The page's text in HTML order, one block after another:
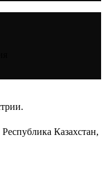
Казахстан,